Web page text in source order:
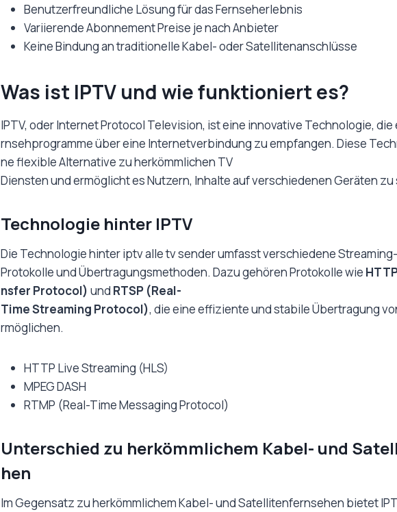
Benutzerfreundliche Lösung für das Fernseherlebnis
Variierende Abonnement Preise je nach Anbieter
Keine Bindung an traditionelle Kabel- oder Satellitenanschlüsse
Was ist IPTV und wie funktioniert es?
IPTV, oder Internet Protocol Television, ist eine innovative Technologie, die
rnsehprogramme über eine Internetverbindung zu empfangen. Diese
ne flexible Alternative zu herkömmlichen TV
Diensten und ermöglicht es Nutzern, Inhalte auf verschiedenen Geräten
Technologie hinter IPTV
Die Technologie hinter iptv alle tv sender umfasst verschiedene Streaming-
Protokolle und Übertragungsmethoden. Dazu gehören Protokolle wie
nsfer Protocol) und RTSP (Real-
Time Streaming Protocol), die eine effiziente und stabile Übertragung
rmöglichen.
HTTP Live Streaming (HLS)
MPEG DASH
RTMP (Real-Time Messaging Protocol)
Unterschied zu herkömmlichem Kabel- und
hen
Im Gegensatz zu herkömmlichem Kabel- und Satellitenfernsehen bietet